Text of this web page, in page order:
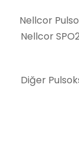
Nellcor
Nellcor
Diğer